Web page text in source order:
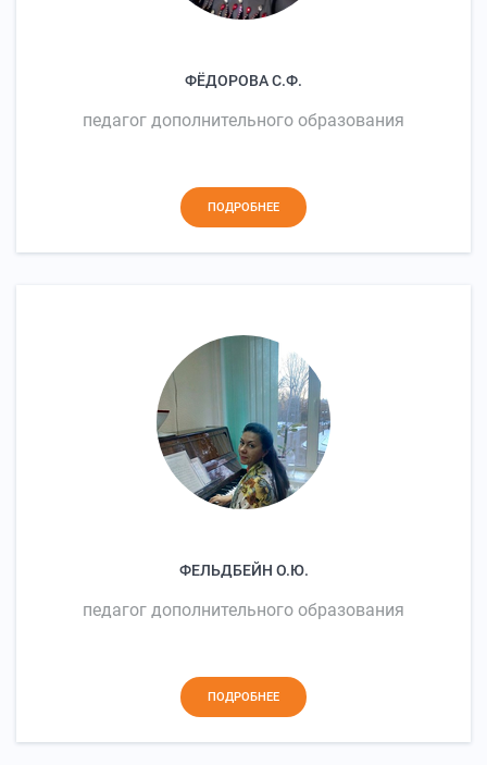
ФЁДОРОВА С.Ф.
педагог дополнительного образования
ПОДРОБНЕЕ
ФЕЛЬДБЕЙН О.Ю.
педагог дополнительного образования
ПОДРОБНЕЕ